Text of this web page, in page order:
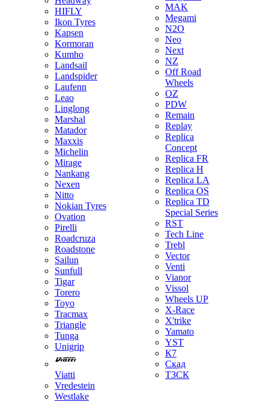
HIFLY
Ikon Tyres
Kapsen
Kormoran
Kumho
Landsail
Landspider
Laufenn
Leao
Linglong
Marshal
Matador
Maxxis
Michelin
Mirage
Nankang
Nexen
Nitto
Nokian Tyres
Ovation
Pirelli
Roadcruza
Roadstone
Sailun
Sunfull
Tigar
Torero
Toyo
Tracmax
Triangle
Tunga
Unigrip
Viatti
Vredestein
Westlake
MAK
Megami
N2O
Neo
Next
NZ
Off Road
Wheels
OZ
PDW
Remain
Replay
Replica
Concept
Replica FR
Replica H
Replica LA
Replica OS
Replica TD
Special Series
RST
Tech Line
Trebl
Vector
Venti
Vianor
Vissol
Wheels UP
X-Race
X'trike
Yamato
YST
К7
Скад
ТЗСК